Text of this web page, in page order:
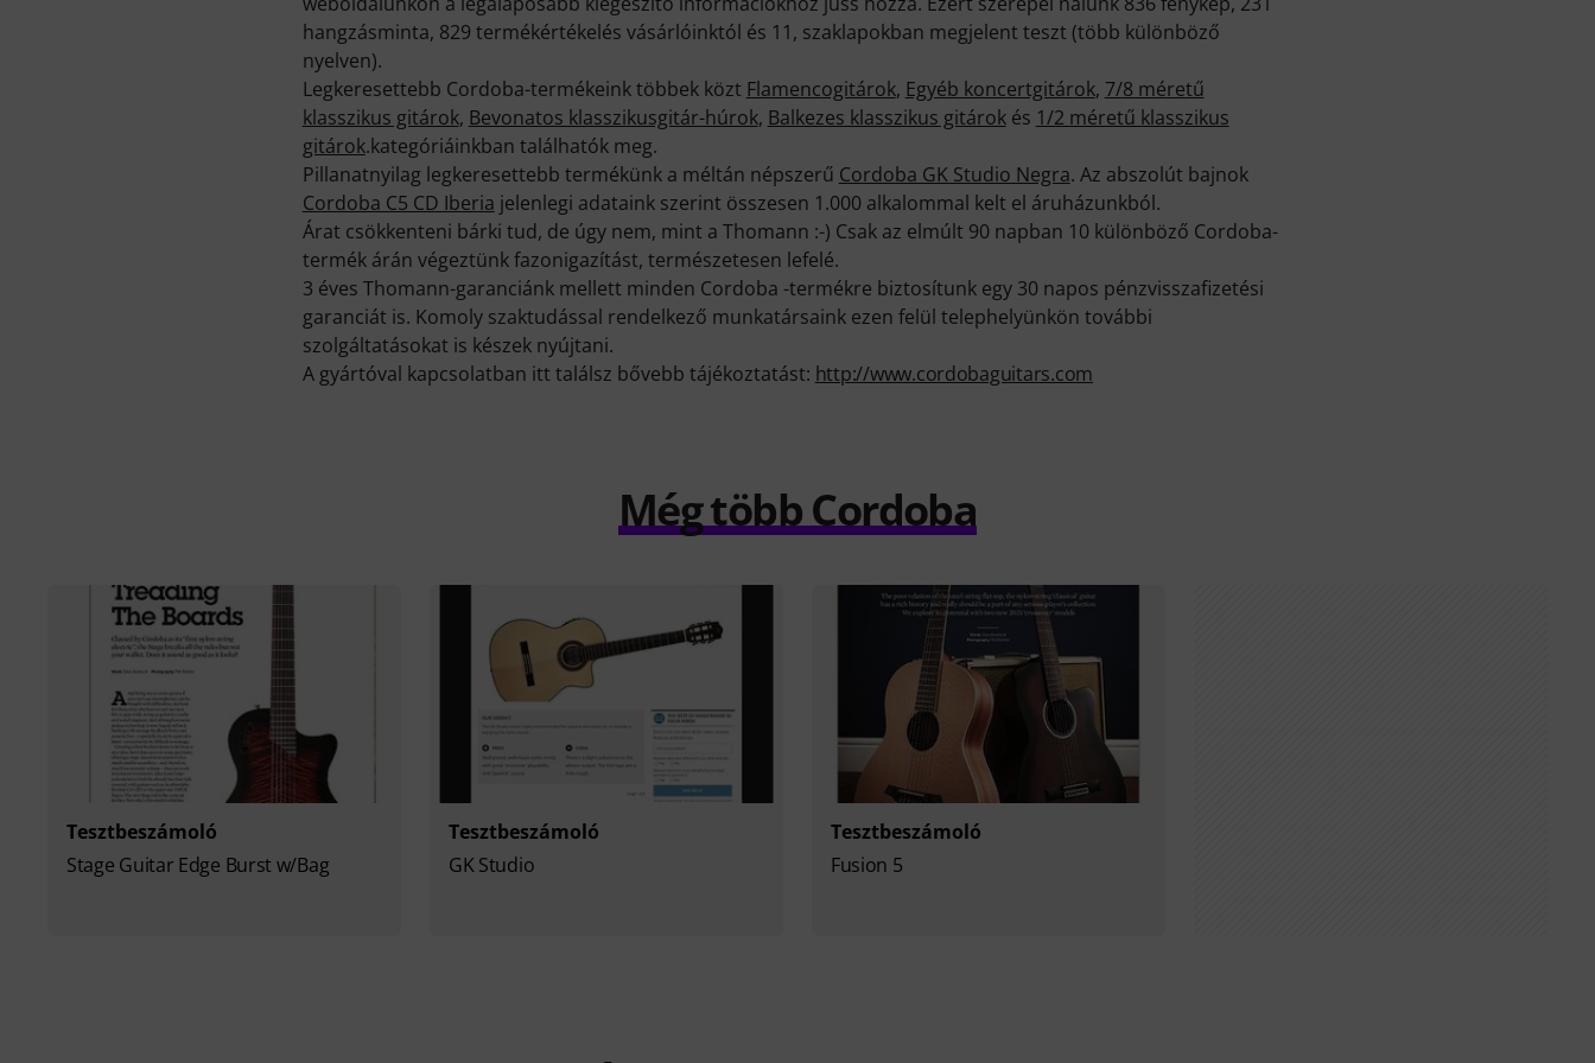
hangzásminta, 829 termékértékelés vásárlóinktól és 11, szaklapokban megjelent teszt (több különböző
nyelven).
Legkeresettebb Cordoba-termékeink többek közt Flamencogitárok, Egyéb koncertgitárok, 7/8 méretű
klasszikus gitárok, Bevonatos klasszikusgitár-húrok, Balkezes klasszikus gitárokés 1/2 méretű klasszikus
gitárok.kategóriáinkban találhatók meg.
Pillanatnyilag legkeresettebb termékünk a méltán népszerű Cordoba GK Studio Negra. Az abszolút bajnok
Cordoba C5 CD Iberia jelenlegi adataink szerint összesen 1.000 alkalommal kelt el áruházunkból.
Árat csökkenteni bárki tud, de úgy nem, mint a Thomann :-) Csak az elmúlt 90 napban 10 különböző Cordoba-
termék árán végeztünk fazonigazítást, természetesen lefelé.
3 éves Thomann-garanciánk mellett minden Cordoba -termékre biztosítunk egy 30 napos pénzvisszafizetési
garanciát is. Komoly szaktudással rendelkező munkatársaink ezen felül telephelyünkön további
szolgáltatásokat is készek nyújtani.
A gyártóval kapcsolatban itt találsz bővebb tájékoztatást: http://www.cordobaguitars.com
Még több Cordoba
Tesztbeszámoló
Stage Guitar Edge Burst w/Bag
Tesztbeszámoló
GK Studio
Tesztbeszámoló
Fusion 5